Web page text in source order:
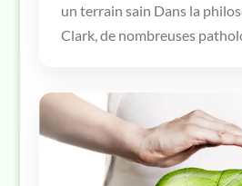
un terrain sain Dans la
Clark, de nombreuses